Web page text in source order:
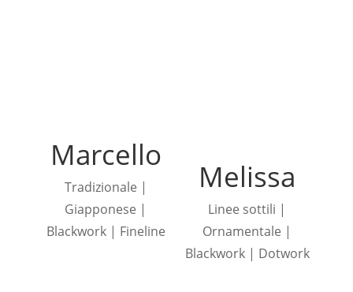
Marcello
Tradizionale |
Giapponese |
Blackwork | Fineline
Melissa
Linee sottili |
Ornamentale |
Blackwork | Dotwork